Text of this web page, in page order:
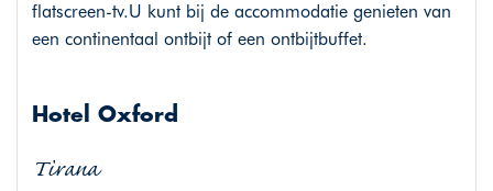
flatscreen-tv.U kunt bij de accommodatie genieten van
een continentaal ontbijt of een ontbijtbuffet.
Hotel Oxford
Tirana